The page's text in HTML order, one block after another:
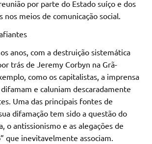
por parte do Estado suíço e dos
nos meios de comunicação social.
anos, com a destruição sistemática
trás de Jeremy Corbyn na Grã-
como os capitalistas, a imprensa
e caluniam descaradamente
Uma das principais fontes de
difamação tem sido a questão do
o antissionismo e as alegações de
que inevitavelmente associam.